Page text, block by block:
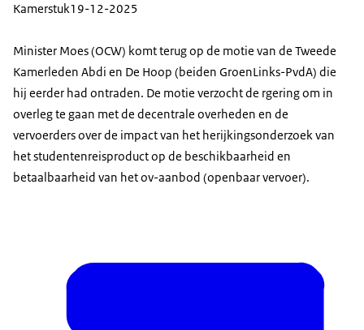
Kamerstuk19-12-2025
Minister Moes (OCW) komt terug op de motie van de Tweede
Kamerleden Abdi en De Hoop (beiden GroenLinks-PvdA) die
hij eerder had ontraden. De motie verzocht de rgering om in
overleg te gaan met de decentrale overheden en de
vervoerders over de impact van het herijkingsonderzoek van
het studentenreisproduct op de beschikbaarheid en
betaalbaarheid van het ov-aanbod (openbaar vervoer).